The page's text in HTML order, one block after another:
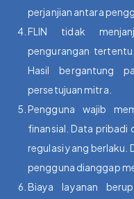
perjanjian antara
FLIN tidak
pengurangan
Hasil bergantung
persetujuan mitra.
Pengguna wajib
finansial. Data pribadi
regulasi yang berlaku.
pengguna dianggap
Biaya layanan